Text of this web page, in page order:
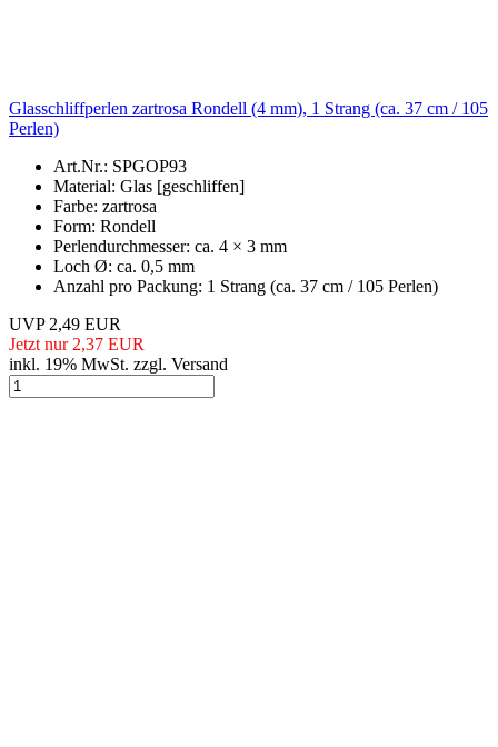
Glasschliffperlen zartrosa Rondell (4 mm), 1 Strang (ca. 37 cm / 105
Perlen)
Art.Nr.: SPGOP93
Material: Glas [geschliffen]
Farbe: zartrosa
Form: Rondell
Perlendurchmesser: ca. 4 × 3 mm
Loch Ø: ca. 0,5 mm
Anzahl pro Packung: 1 Strang (ca. 37 cm / 105 Perlen)
UVP 2,49 EUR
Jetzt nur 2,37 EUR
inkl. 19% MwSt. zzgl. Versand